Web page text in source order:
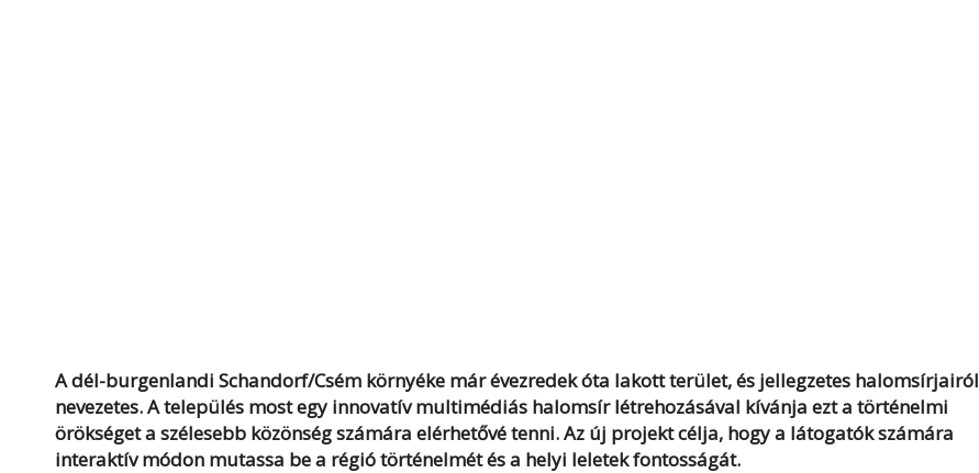
A dél-burgenlandi Schandorf/Csém környéke már évezredek óta lakott terület, és jellegzetes halomsírjairól
nevezetes. A település most egy innovatív multimédiás halomsír létrehozásával kívánja ezt a történelmi
örökséget a szélesebb közönség számára elérhetővé tenni. Az új projekt célja, hogy a látogatók számára
interaktív módon mutassa be a régió történelmét és a helyi leletek fontosságát.